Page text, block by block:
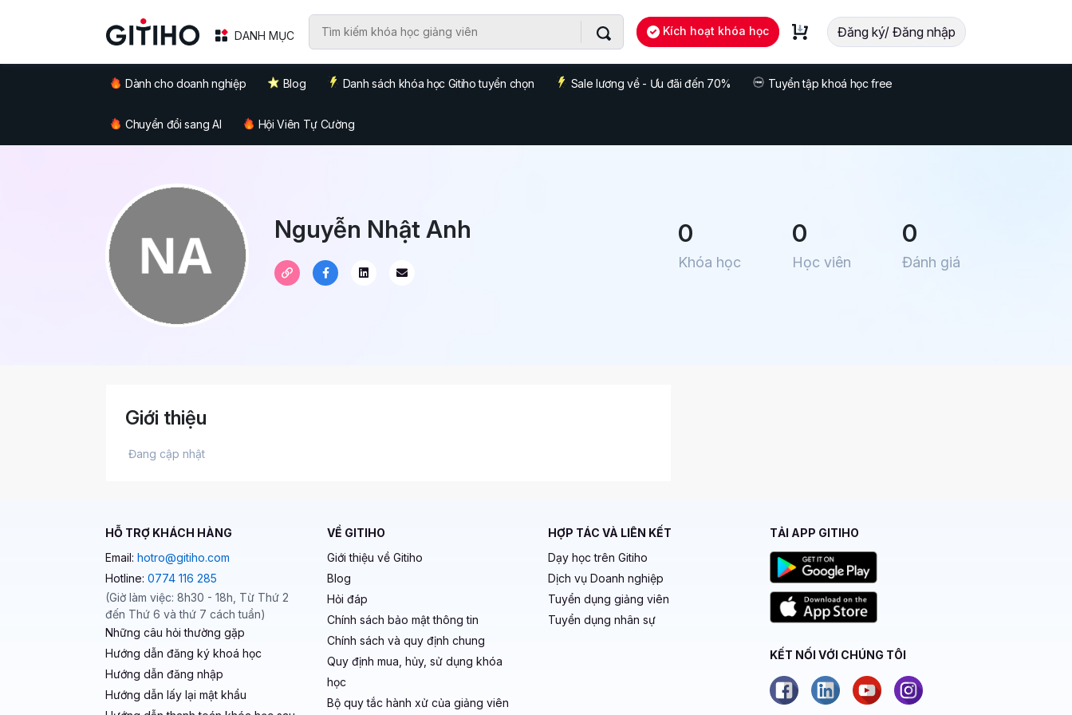
DANH MỤC Kích hoạt khóa học Đăng ký/ Đăng nhập
Dành cho doanh nghiệp Blog Danh sách khóa học Gitiho tuyển chọn Sale lương về - Ưu đãi đến 70% Tuyển tập khoá học free
Chuyển đổi sang AI Hội Viên Tự Cường
Nguyễn Nhật Anh 0
Khóa học
0
Học viên
0
Đánh giá
Giới thiệu
Đang cập nhật
HỖ TRỢ KHÁCH HÀNG
Email: hotro@gitiho.com
Hotline: 0774 116 285
(Giờ làm việc: 8h30 - 18h, Từ Thứ 2
đến Thứ 6 và thứ 7 cách tuần)
Những câu hỏi thường gặp
Hướng dẫn đăng ký khoá học
Hướng dẫn đăng nhập
Hướng dẫn lấy lại mật khẩu
VỀ GITIHO
Giới thiệu về Gitiho
Blog
Hỏi đáp
Chính sách bảo mật thông tin
Chính sách và quy định chung
Quy định mua, hủy, sử dụng khóa
học
Bộ quy tắc hành xử của giảng viên
HỢP TÁC VÀ LIÊN KẾT
Dạy học trên Gitiho
Dịch vụ Doanh nghiệp
Tuyển dụng giảng viên
Tuyển dụng nhân sự
TẢI APP GITIHO
KẾT NỐI VỚI CHÚNG TÔI